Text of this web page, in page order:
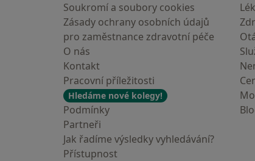
Soukromí a soubory cookies
Zásady ochrany osobních údajů
pro zaměstnance zdravotní péče
O nás
Kontakt
Pracovní příležitosti
Hledáme nové kolegy!
Podmínky
Partneři
Jak řadíme výsledky vyhledávání?
Přístupnost